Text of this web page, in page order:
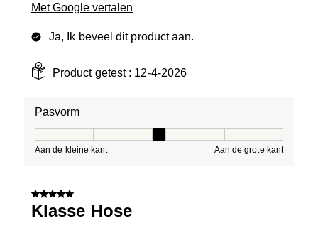
Met Google vertalen
Ja, Ik beveel dit product aan.
Product getest : 12-4-2026
Pasvorm
Aan de kleine kant Aan de grote kant
5 van 5 sterren.
Klasse Hose